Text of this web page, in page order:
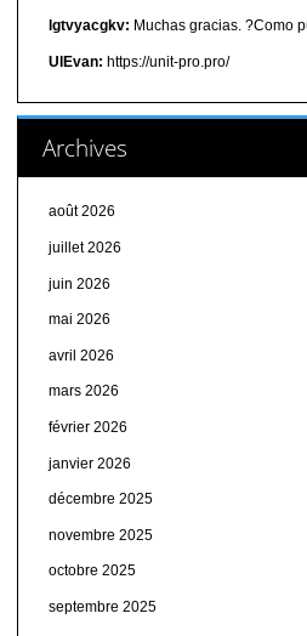
lgtvyacgkv: Muchas gracias. ?Como
UIEvan: https://unit-pro.pro/
Archives
août 2026
juillet 2026
juin 2026
mai 2026
avril 2026
mars 2026
février 2026
janvier 2026
décembre 2025
novembre 2025
octobre 2025
septembre 2025